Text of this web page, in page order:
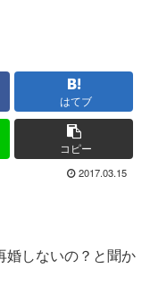
はてブ
コピー
2017.03.15
婚しないの？と聞か